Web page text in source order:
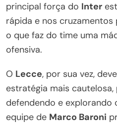
principal força do Inter
rápida e nos
o que faz do time uma
ofensiva.
O Lecce, por sua vez,
estratégia mais
defendendo e
equipe de Marco Baroni